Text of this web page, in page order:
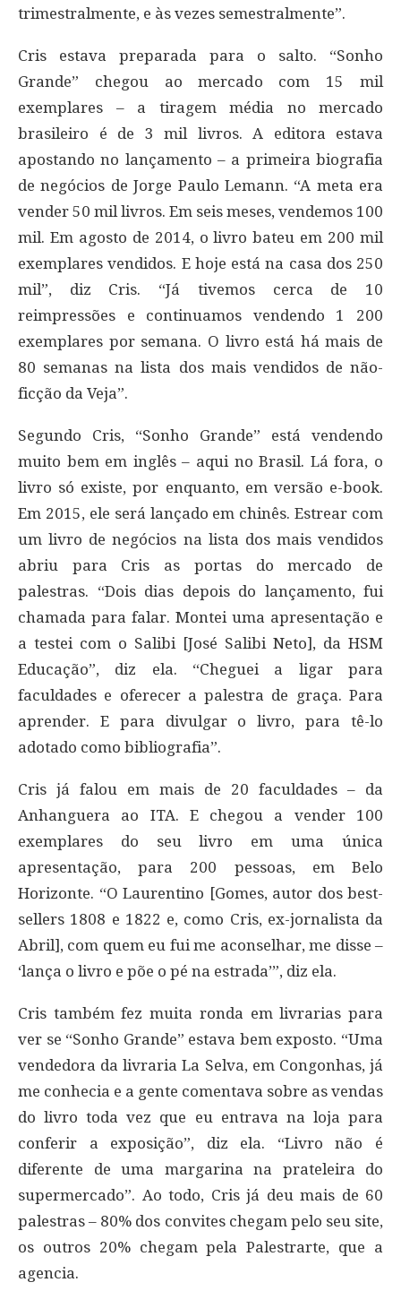
trimestralmente, e às vezes semestralmente”.
Cris estava preparada para o salto. “Sonho
Grande” chegou ao mercado com 15 mil
exemplares – a tiragem média no mercado
brasileiro é de 3 mil livros. A editora estava
apostando no lançamento – a primeira biografia
de negócios de Jorge Paulo Lemann. “A meta era
vender 50 mil livros. Em seis meses, vendemos 100
mil. Em agosto de 2014, o livro bateu em 200 mil
exemplares vendidos. E hoje está na casa dos 250
mil”, diz Cris. “Já tivemos cerca de 10
reimpressões e continuamos vendendo 1 200
exemplares por semana. O livro está há mais de
80 semanas na lista dos mais vendidos de não-
ficção da Veja”.
Segundo Cris, “Sonho Grande” está vendendo
muito bem em inglês – aqui no Brasil. Lá fora, o
livro só existe, por enquanto, em versão e-book.
Em 2015, ele será lançado em chinês. Estrear com
um livro de negócios na lista dos mais vendidos
abriu para Cris as portas do mercado de
palestras. “Dois dias depois do lançamento, fui
chamada para falar. Montei uma apresentação e
a testei com o Salibi [José Salibi Neto], da HSM
Educação”, diz ela. “Cheguei a ligar para
faculdades e oferecer a palestra de graça. Para
aprender. E para divulgar o livro, para tê-lo
adotado como bibliografia”.
Cris já falou em mais de 20 faculdades – da
Anhanguera ao ITA. E chegou a vender 100
exemplares do seu livro em uma única
apresentação, para 200 pessoas, em Belo
Horizonte. “O Laurentino [Gomes, autor dos best-
sellers 1808 e 1822 e, como Cris, ex-jornalista da
Abril], com quem eu fui me aconselhar, me disse –
‘lança o livro e põe o pé na estrada’”, diz ela.
Cris também fez muita ronda em livrarias para
ver se “Sonho Grande” estava bem exposto. “Uma
vendedora da livraria La Selva, em Congonhas, já
me conhecia e a gente comentava sobre as vendas
do livro toda vez que eu entrava na loja para
conferir a exposição”, diz ela. “Livro não é
diferente de uma margarina na prateleira do
supermercado”. Ao todo, Cris já deu mais de 60
palestras – 80% dos convites chegam pelo seu site,
os outros 20% chegam pela Palestrarte, que a
agencia.